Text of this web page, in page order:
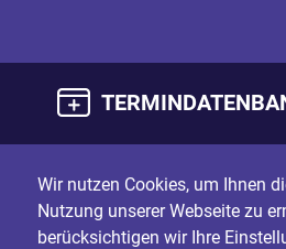
Wir nutzen Cookies, um Ihnen
Nutzung unserer Webseite zu
berücksichtigen wir Ihre